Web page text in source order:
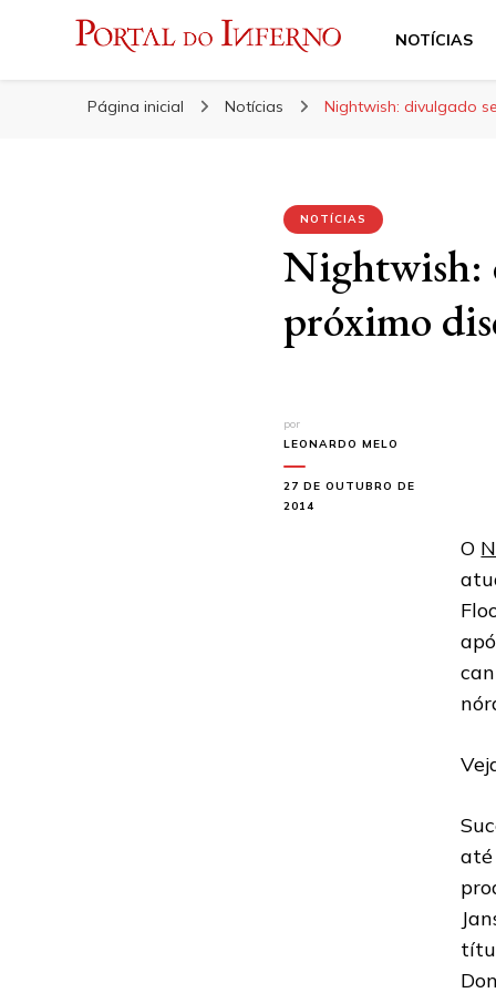
Portal do Inferno
NOTÍCIAS
Página inicial Notícias Nightwish: divulgado
NOTÍCIAS
Nightwish:
próximo
por
LEONARDO MELO
27 DE OUTUBRO DE
2014
O